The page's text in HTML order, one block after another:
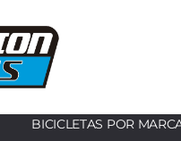
BICICLETAS POR